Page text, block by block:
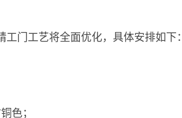
门工艺将全面优化，具体安排如下：
色；